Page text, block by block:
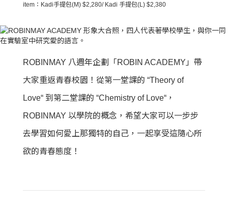
item：Kadi手提包(M) $2,280/ Kadi 手提包(L) $2,380
ROBINMAY 八週年企劃「ROBIN ACADEMY」帶
大家重返青春校園！從第一堂課的 “Theory of
Love“ 到第二堂課的 “Chemistry of Love“，
ROBINMAY 以學院的概念，希望大家可以一步步
去學習如何愛上那獨特的自己，一起享受這隨心所
欲的青春態度！